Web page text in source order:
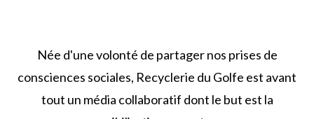
Née d'une volonté de partager nos prises de
consciences sociales, Recyclerie du Golfe est avant
tout un média collaboratif dont le but est la